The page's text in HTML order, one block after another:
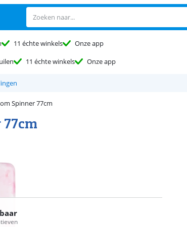
11 échte winkels
Onze app
11 échte winkels Onze app
Spinner 77cm
77cm